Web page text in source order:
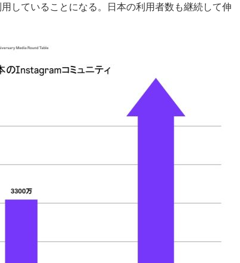
していることになる。日本の利用者数も継続して伸